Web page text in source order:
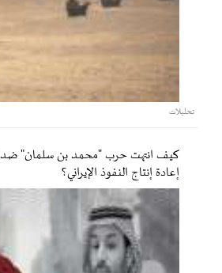
تحليلات
كيف انتهت حرب "محمد بن سلمان" ضد
إعادة إنتاج النفوذ الإيراني؟